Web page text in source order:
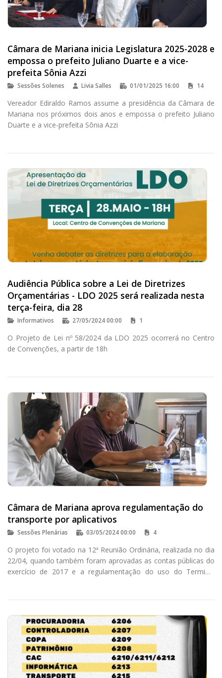
Câmara de Mariana inicia Legislatura 2025-2028 e
empossa o prefeito Juliano Duarte e a vice-
prefeita Sônia Azzi
Sessões Solenes Livia Salles 01/01/2025 16:00 14
Vereador Ediraldo Ramos assume a presidência da Câmara de
Mariana nos próximos dois anos e empossa o prefeito Juliano
Duarte e a vice-prefeita Sônia Azzi
Audiência Pública sobre a Lei de Diretrizes
Orçamentárias - LDO 2025 será realizada nesta
terça-feira, dia 28
Informativos 27/05/2024 00:00 1
O Projeto de Lei nº 58/2024 da LDO 2025 ocorrerá no Centro
de Convenções, a partir de 18h
Câmara de Mariana aprova regulamentação do
transporte por aplicativos
Sessões Plenárias 03/05/2024 00:00 4
O projeto foi votado na 12ª Reunião Ordinária, realizada no dia
22/04, quando também foram aprovadas as contas públicas do
exercício de 2017 e a regulamentação do uso do Terminal